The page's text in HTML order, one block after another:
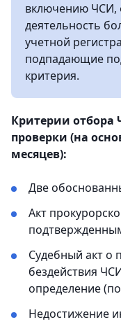
включению ЧСИ,
деятельность
учетной
подпадающие
критерия.
Критерии отбора
проверки (на
месяцев):
Две
Акт
Судебный акт о
бездействия
определение
Недостижение